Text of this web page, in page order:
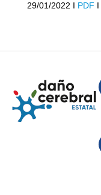
29/01/2022 I PDF I